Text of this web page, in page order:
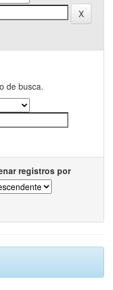
de busca.
registros por